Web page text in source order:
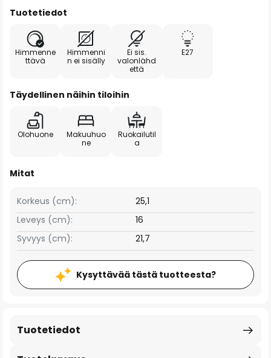
Tuotetiedot
Himmenne
ttävä
Himmenni
n ei sisälly
Ei sis.
valonlähd
että
E27
Täydellinen näihin tiloihin
Olohuone
Makuuhuo
ne
Ruokailutil
a
Mitat
Leveys (cm): 16
Korkeus (cm): 25,1
Syvyys (cm): 21,7
Kysyttävää tästä tuotteesta?
Tuotetiedot